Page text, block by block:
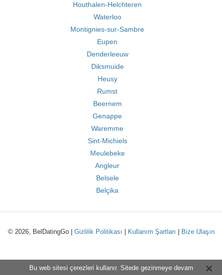
Houthalen-Helchteren
Waterloo
Montignies-sur-Sambre
Eupen
Denderleeuw
Diksmuide
Heusy
Rumst
Beernem
Genappe
Waremme
Sint-Michiels
Meulebeke
Angleur
Belsele
Belçika
© 2026, BelDatingGo | Gizlilik Politikası Kullanım Şartları Bize Ulaşın
Bu web sitesi çerezleri kullanır. Sitede gezinmeye devam